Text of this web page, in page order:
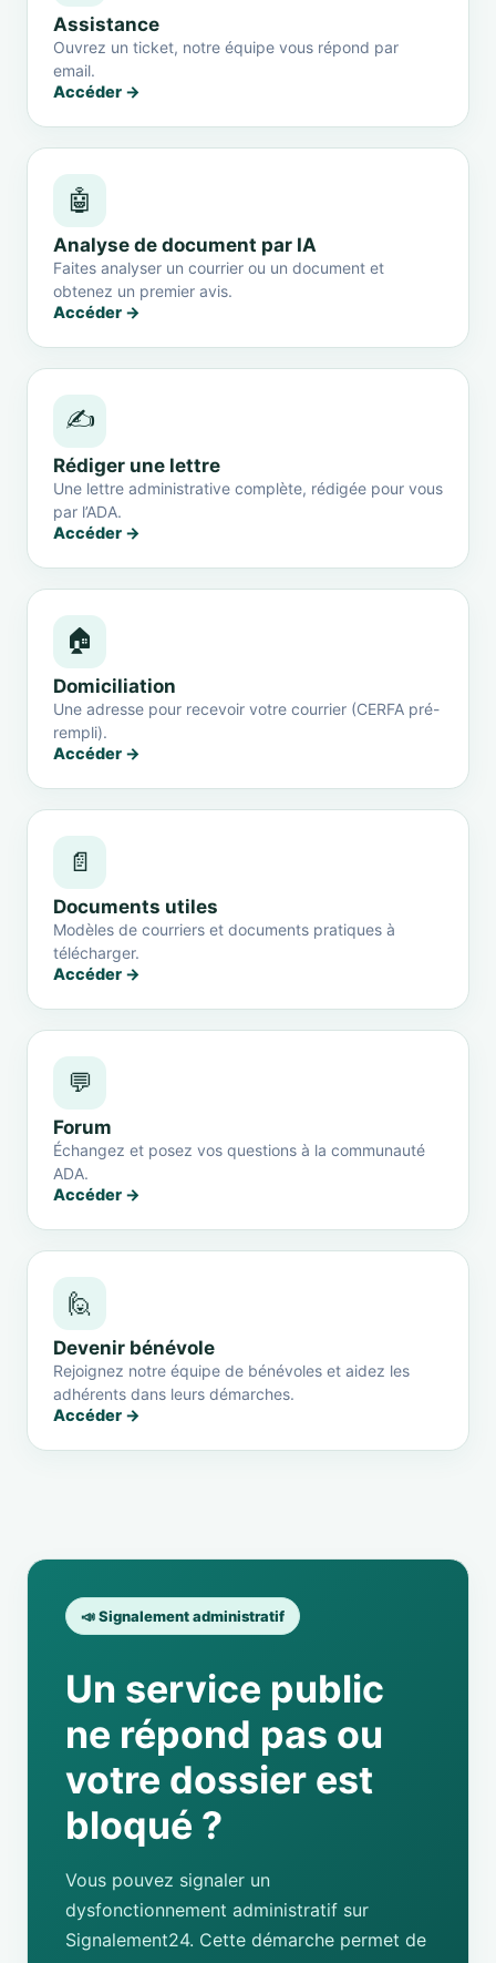
Assistance
Ouvrez un ticket, notre équipe vous répond par
email.
Accéder →
🤖
Analyse de document par IA
Faites analyser un courrier ou un document et
obtenez un premier avis.
Accéder →
✍️
Rédiger une lettre
Une lettre administrative complète, rédigée pour vous
par l’ADA.
Accéder →
🏠
Domiciliation
Une adresse pour recevoir votre courrier (CERFA pré-
rempli).
Accéder →
📄
Documents utiles
Modèles de courriers et documents pratiques à
télécharger.
Accéder →
💬
Forum
Échangez et posez vos questions à la communauté
ADA.
Accéder →
🙋
Devenir bénévole
Rejoignez notre équipe de bénévoles et aidez les
adhérents dans leurs démarches.
Accéder →
📣 Signalement administratif
Un service public
ne répond pas ou
votre dossier est
bloqué ?
Vous pouvez signaler un
dysfonctionnement administratif sur
Signalement24. Cette démarche permet de